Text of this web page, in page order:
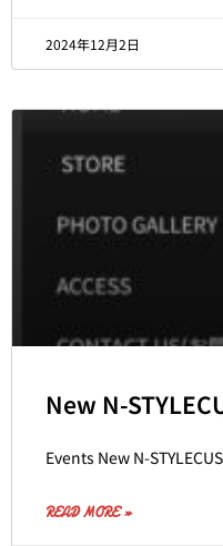
2024年12月2日
New N-
Events New N-
READ MORE »